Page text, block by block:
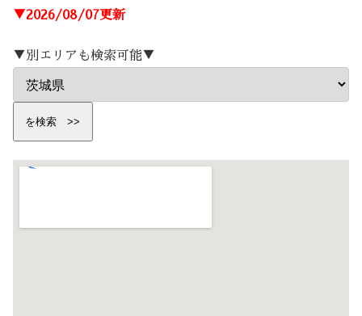
▼2026/08/07更新
▼別エリアも検索可能▼